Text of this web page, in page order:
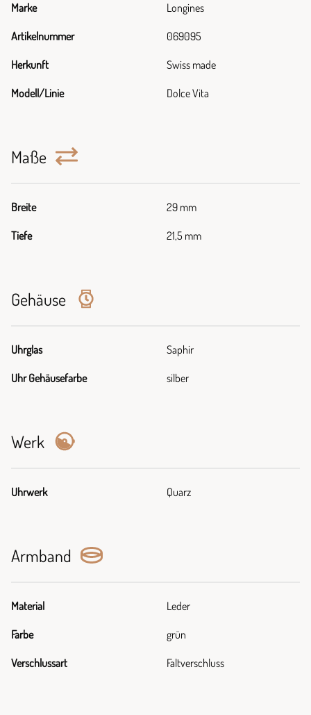
Marke Longines
Artikelnummer 069095
Herkunft Swiss made
Modell/Linie Dolce Vita
Maße
Breite 29 mm
Tiefe 21,5 mm
Gehäuse
Uhrglas Saphir
Uhr Gehäusefarbe silber
Werk
Uhrwerk Quarz
Armband
Material Leder
Farbe grün
Verschlussart Faltverschluss